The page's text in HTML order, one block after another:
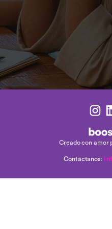
Creado con amor
Contáctanos: